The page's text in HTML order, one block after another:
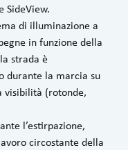
SideView.
di illuminazione a
in funzione della
strada è
durante la marcia su
visibilità (rotonde,
l’estirpazione,
circostante della